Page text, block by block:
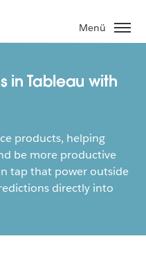
Menü
in Tableau with
products, helping
be more productive
tap that power outside
directly into